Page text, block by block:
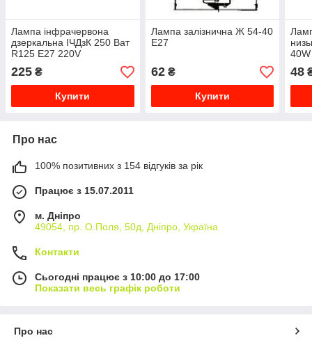
Лампа інфрачервона
дзеркальна ІЧДзК 250 Ват
R125 Е27 220V
225 ₴
Купити
Лампа залізнична Ж 54-40
Е27
62₴
Купити
40W
48
Про нас
100% позитивних з 154 відгуків за рік
Працює з 15.07.2011
м. Дніпро
49054, пр. О.Поля, 50д, Дніпро, Україна
Контакти
Сьогодні працює з 10:00 до 17:00
Показати весь графік роботи
Про нас